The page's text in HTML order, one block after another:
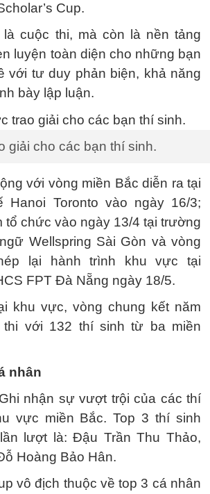
Cup.
cuộc thi, mà còn là nền tảng
luyện toàn diện cho những bạn
với tư duy phản biện, khả năng
bày lập luận.
giải cho các bạn thí sinh.
với vòng miền Bắc diễn ra tại
Hanoi Toronto vào ngày 16/3;
tổ chức vào ngày 13/4 tại trường
Wellspring Sài Gòn và vòng
lại hành trình khu vực tại
FPT Đà Nẵng ngày 18/5.
khu vực, vòng chung kết năm
với 132 thí sinh từ ba miền
nhân
nhận sự vượt trội của các thí
vực miền Bắc. Top 3 thí sinh
lượt là: Đậu Trần Thu Thảo,
Hoàng Bảo Hân.
vô địch thuộc về top 3 cá nhân